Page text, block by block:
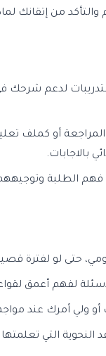
من إتقانك
لدعم
أو كملف
بالاجابات.
فهم الطلبة
حتى لو لفترة
لفهم أعمق
ولي أمرك عند
التي تعلمتها